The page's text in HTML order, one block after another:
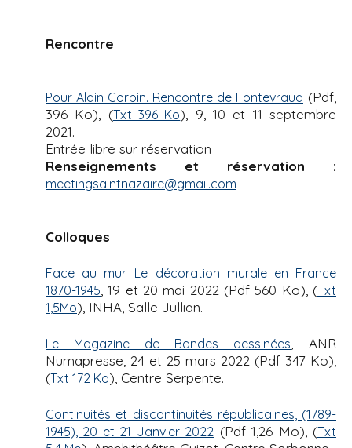
Rencontre
Pour Alain Corbin. Rencontre de Fontevraud (Pdf,
396 Ko), (Txt 396 Ko), 9, 10 et 11 septembre
2021.
Entrée libre sur réservation
Renseignements et réservation :
meetingsaintnazaire@gmail.com
Colloques
Face au mur. Le décoration murale en France
1870-1945 , 19 et 20 mai 2022 (Pdf 560 Ko), (Txt
1,5Mo), INHA, Salle Jullian.
Le Magazine de Bandes dessinées , ANR
Numapresse, 24 et 25 mars 2022 (Pdf 347 Ko),
(Txt 172 Ko), Centre Serpente.
Continuités et discontinuités républicaines, (1789-
1945), 20 et 21 Janvier 2022 (Pdf 1,26 Mo), (Txt